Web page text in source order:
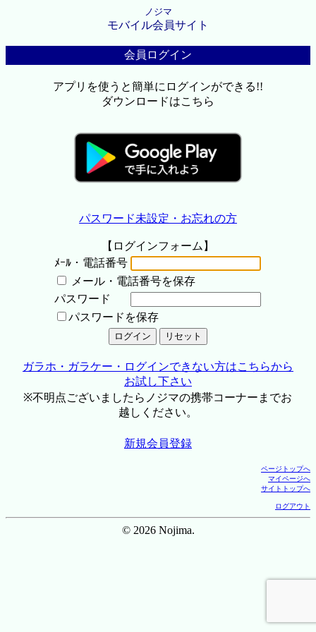
ノジマ
モバイル会員サイト
会員ログイン
アプリを使うと簡単にログインができる!!
ダウンロードはこちら
パスワード未設定・お忘れの方
【ログインフォーム】
ﾒｰﾙ・電話番号
メール・電話番号を保存
パスワード
パスワードを保存
ガラホ・ガラケー・ログインできない方はこちらから
お試し下さい
※不明点ございましたらノジマの携帯コーナーまでお
越しください。
新規会員登録
ページトップへ
マイページへ
サイトトップへ
ログアウト
© 2026 Nojima.